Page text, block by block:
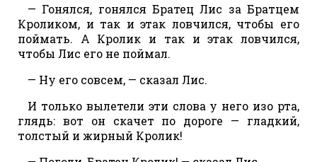
— Гонялся, гонялся Братец Лис за Братцем
Кроликом, и так и этак ловчился, чтобы его
поймать. А Кролик и так и этак ловчился,
чтобы Лис его не поймал.
— Ну его совсем, — сказал Лис.
И только вылетели эти слова у него изо рта,
глядь: вот он скачет по дороге — гладкий,
толстый и жирный Кролик!